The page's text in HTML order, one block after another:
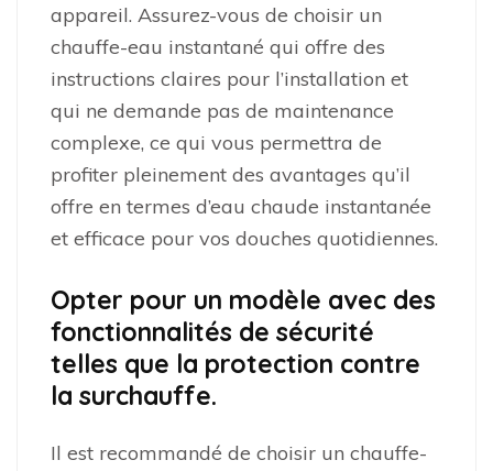
appareil. Assurez-vous de choisir un
chauffe-eau instantané qui offre des
instructions claires pour l’installation et
qui ne demande pas de maintenance
complexe, ce qui vous permettra de
profiter pleinement des avantages qu’il
offre en termes d’eau chaude instantanée
et efficace pour vos douches quotidiennes.
Opter pour un modèle avec des
fonctionnalités de sécurité
telles que la protection contre
la surchauffe.
Il est recommandé de choisir un chauffe-